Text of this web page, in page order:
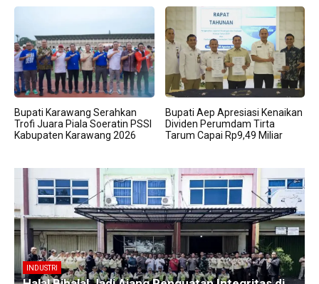
Bupati Karawang Serahkan
Trofi Juara Piala Soeratin PSSI
Kabupaten Karawang 2026
Bupati Aep Apresiasi Kenaikan
Dividen Perumdam Tirta
Tarum Capai Rp9,49 Miliar
BERITA